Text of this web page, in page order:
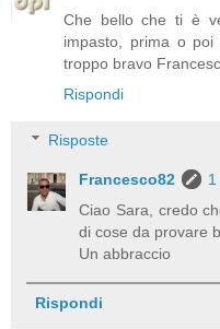
Che bello che ti è
impasto, prima o
troppo bravo
Rispondi
Risposte
Francesco82
Ciao Sara, credo
di cose da provare
Un abbraccio
Rispondi